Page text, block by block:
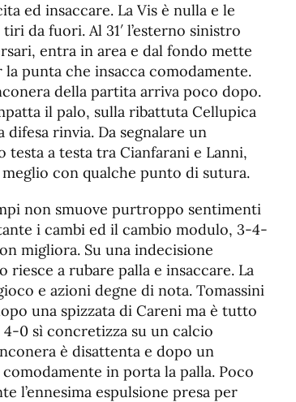
ed insaccare. La Vis è nulla e le
da fuori. Al 31′ l’esterno sinistro
entra in area e dal fondo mette
punta che insacca comodamente.
della partita arriva poco dopo.
il palo, sulla ribattuta Cellupica
rinvia. Da segnalare un
a testa tra Cianfarani e Lanni,
con qualche punto di sutura.
non smuove purtroppo sentimenti
i cambi ed il cambio modulo, 3-4-
migliora. Su una indecisione
riesce a rubare palla e insaccare. La
e azioni degne di nota. Tomassini
una spizzata di Careni ma è tutto
0 sì concretizza su un calcio
è disattenta e dopo un
in porta la palla. Poco
l’ennesima espulsione presa per